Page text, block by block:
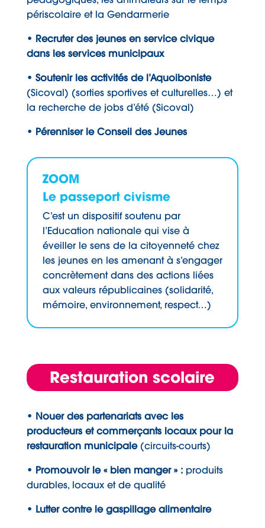
périscolaire et la Gendarmerie
• Recruter des jeunes en service civique
dans les services municipaux
• Soutenir les activités de l’Aquoiboniste
(Sicoval) (sorties sportives et culturelles…) et
la recherche de jobs d’été (Sicoval)
• Pérenniser le Conseil des Jeunes
ZOOM
Le passeport civisme
C’est un dispositif soutenu par
l’Education nationale qui vise à
éveiller le sens de la citoyenneté chez
les jeunes en les amenant à s’engager
concrètement dans des actions liées
aux valeurs républicaines (solidarité,
mémoire, environnement, respect…)
Restauration scolaire
• Nouer des partenariats avec les
producteurs et commerçants locaux pour la
restauration municipale(circuits-courts)
• Promouvoir le « bien manger » :produits
durables, locaux et de qualité
• Lutter contre le gaspillage alimentaire